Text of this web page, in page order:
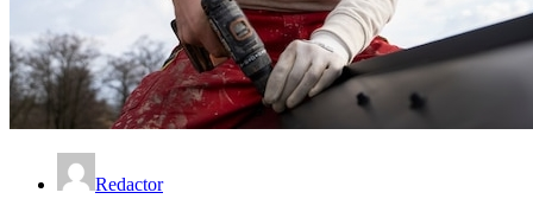
Redactor